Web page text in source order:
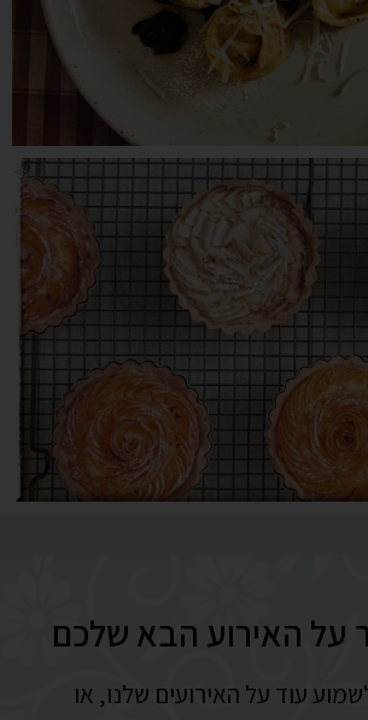
על האירוע הבא שלכם
עוד על האירועים שלנו, או